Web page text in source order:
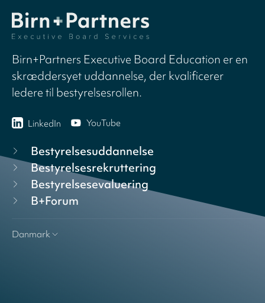
Birn+Partners Executive Board Education er en
skræddersyet uddannelse, der kvalificerer
ledere til bestyrelsesrollen.
LinkedIn YouTube
Bestyrelsesuddannelse
Bestyrelsesrekruttering
Bestyrelsesevaluering
B+Forum
Danmark